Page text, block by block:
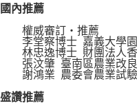
國內推薦
權威審訂‧推薦
李堂察博士 嘉義大學園
林忠逸博士 財團法人香
張汶肇 臺南區農業改良
謝鴻業 農委會農業試驗
盛讚推薦